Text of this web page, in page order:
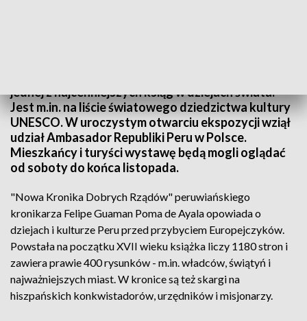
jednej z najcenniejszych ksiąg w dziejach świata.
Jest m.in. na liście światowego dziedzictwa kultury
UNESCO. W uroczystym otwarciu ekspozycji wziął
udział Ambasador Republiki Peru w Polsce.
Mieszkańcy i turyści wystawę będą mogli oglądać
od soboty do końca listopada.
"Nowa Kronika Dobrych Rządów" peruwiańskiego
kronikarza Felipe Guaman Poma de Ayala opowiada o
dziejach i kulturze Peru przed przybyciem Europejczyków.
Powstała na początku XVII wieku książka liczy 1180 stron i
zawiera prawie 400 rysunków - m.in. władców, świątyń i
najważniejszych miast. W kronice są też skargi na
hiszpańskich konkwistadorów, urzędników i misjonarzy.